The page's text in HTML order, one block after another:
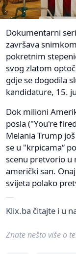
Dokumentarni
završava
pokretnim
svog zlatom
gdje se dogodila
kandidature, 15.
Dok milioni
posla ("You're
Melania Trump
se u "krpicama“
scenu pretvorio u
američki san.
svijeta polako
Klix.ba čitajte i u
Znate nešto više o